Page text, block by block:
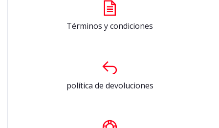
Términos y condiciones
política de devoluciones